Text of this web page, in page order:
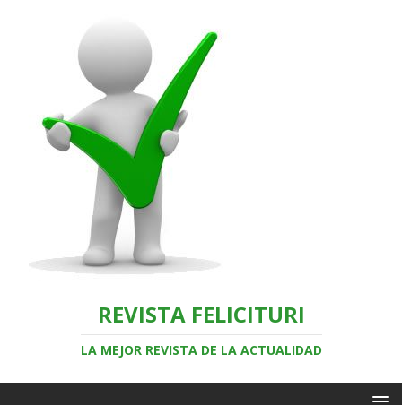
REVISTA FELICITURI
LA MEJOR REVISTA DE LA ACTUALIDAD